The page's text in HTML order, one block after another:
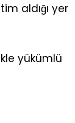
aldığı yer
yükümlü